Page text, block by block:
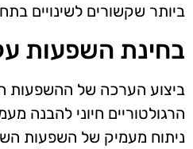
ביותר שקשורים לשינויים
בחינת השפעות
ביצוע הערכה של ההשפעות
הרגולטוריים חיוני להבנה
ניתוח מעמיק של השפעות